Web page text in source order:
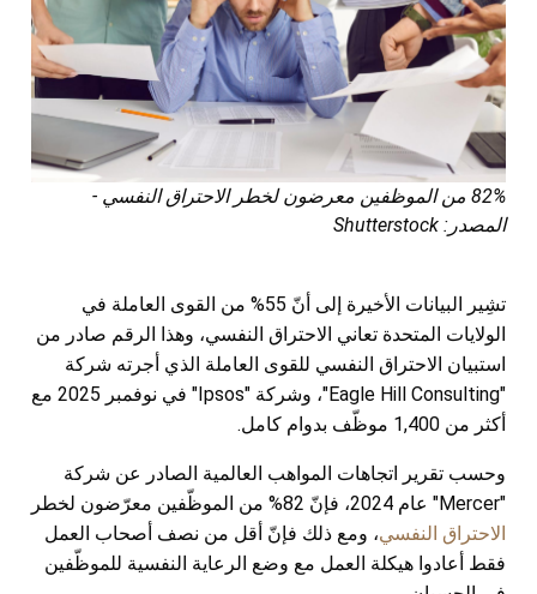
82% من الموظفين معرضون لخطر الاحتراق النفسي -
المصدر: Shutterstock
تشِير البيانات الأخيرة إلى أنّ 55% من القوى العاملة في
الولايات المتحدة تعاني الاحتراق النفسي، وهذا الرقم صادر من
استبيان الاحتراق النفسي للقوى العاملة الذي أجرته شركة
"Eagle Hill Consulting"، وشركة "Ipsos" في نوفمبر 2025 مع
أكثر من 1,400 موظّف بدوام كامل.
وحسب تقرير اتجاهات المواهب العالمية الصادر عن شركة
"Mercer" عام 2024، فإنّ 82% من الموظّفين معرّضون لخطر
الاحتراق النفسي، ومع ذلك فإنّ أقل من نصف أصحاب العمل
فقط أعادوا هيكلة العمل مع وضع الرعاية النفسية للموظّفين